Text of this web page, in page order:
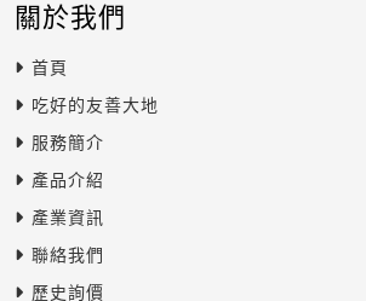
關於我們
首頁
吃好的友善大地
服務簡介
產品介紹
產業資訊
聯絡我們
歷史詢價